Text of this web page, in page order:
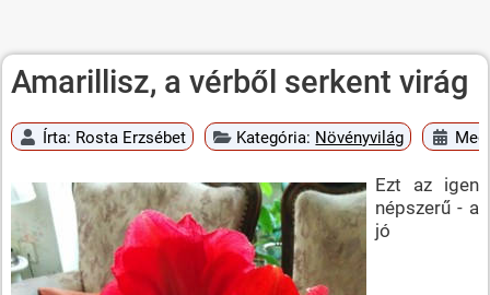
Amarillisz, a vérből serkent virág
Írta: Rosta Erzsébet Kategória: Növényvilág
Ezt az igen
népszerű - a
jó